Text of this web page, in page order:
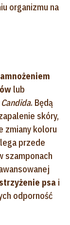
organizmu na
lub
Candida. Będą
skóry,
zmiany koloru
przede
szamponach
psa i
odporność